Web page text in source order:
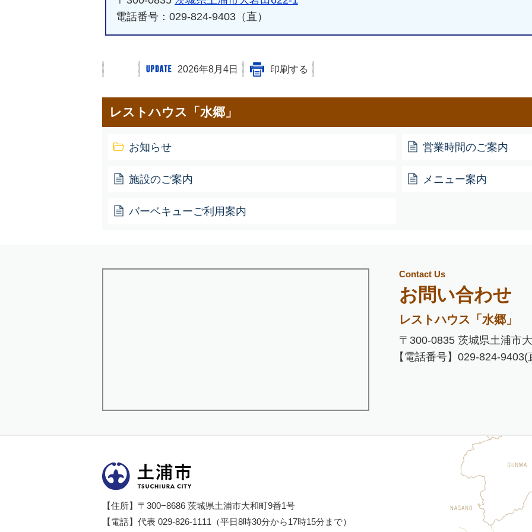
電話番号：029-824-9403（直）
2026年8月4日 印刷する
レストハウス「水郷」
お知らせ 営業時間のご案内
施設のご案内 メニュー案内
バーベキューご利用案内
Contact Us
お問い合わせ
レストハウス「水郷」
〒300-0835 茨城県土浦市
【電話番号】029-824-9403(
【住所】〒300−8686 茨城県土浦市大和町9番1号
【電話】代表 029-826-1111（平日8時30分から17時15分まで）